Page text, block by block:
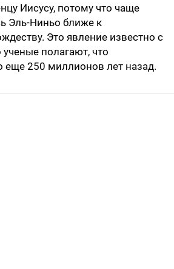
Иисусу, потому что чаще
Эль-Ниньо ближе к
Это явление известно с
ученые полагают, что
еще 250 миллионов лет назад.